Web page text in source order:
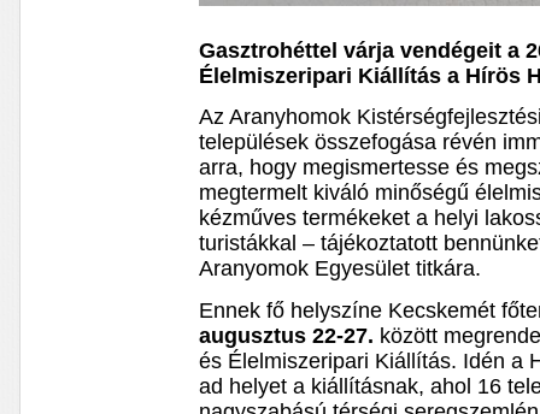
Gasztrohéttel várja vendégeit a
Élelmiszeripari Kiállítása Hírös
Az Aranyhomok
települések összefogása révén
arra, hogy megismertesse és
megtermelt kiváló minőségű
kézműves termékeket a helyi
turistákkal – tájékoztatott
Aranyomok Egyesület titkára.
Ennek fő helyszíne Kecskemét
augusztus 22-27. között
és Élelmiszeripari Kiállítás. Idén a
ad helyet a kiállításnak, ahol 16